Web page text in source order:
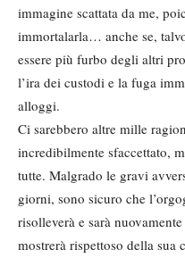
immagine scattata da me,
immortalarla… anche se,
essere più furbo degli altri
l’ira dei custodi e la fuga
alloggi.
Ci sarebbero altre mille
incredibilmente sfaccettato,
tutte. Malgrado le gravi
giorni, sono sicuro che
risolleverà e sarà
mostrerà rispettoso della sua